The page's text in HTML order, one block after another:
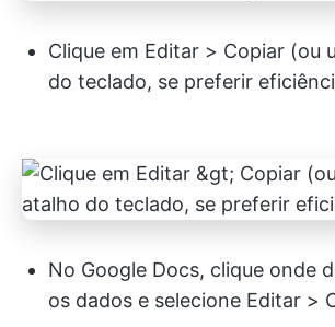
Clique em Editar > Copiar (ou
do teclado, se preferir
No Google Docs, clique onde
os dados e selecione Editar >